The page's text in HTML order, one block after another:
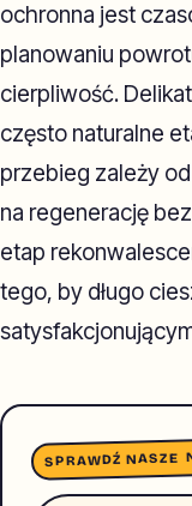
ochronna jest
planowaniu
cierpliwość.
często naturalne
przebieg zależy
na regenerację
etap
tego, by długo
SPRAWDŹ NASZE